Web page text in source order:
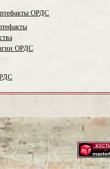
ОРДС
ОРДС